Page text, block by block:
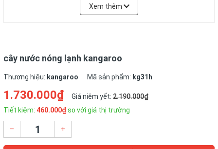
Thông số kỹ thuật
thông số có thể thay đổi mà không báo trước.
Nếu bạn phát hiện thông số sai xin hãy Click vào đây
báo cho chúng tôi. Xin trân trọng cảm ơn bạn!
Cập nhật: 16/11/2017 - 09:20
Xem thêm
cây nước nóng lạnh kangaroo
Thương hiệu: kangaroo Mã sản phẩm: kg31h
1.730.000₫ Giá niêm yết: 2.190.000₫
Tiết kiệm: 460.000₫so với giá thị trường
– +